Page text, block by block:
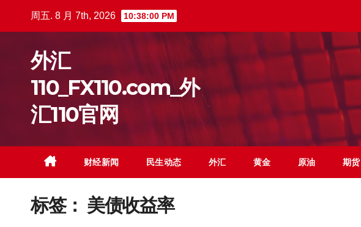
周五. 8 月 7th, 2026 10:38:01 PM
外汇
110_FX110.com_外
汇110官网
财经新闻 民生动态 外汇 黄金 原油 期货
标签： 美债收益率